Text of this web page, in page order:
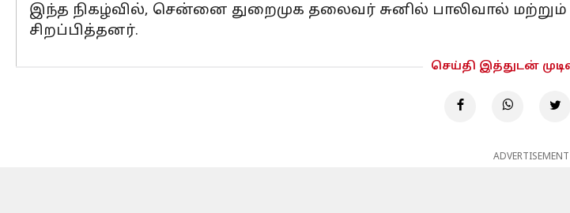
இந்த நிகழ்வில், சென்னை துறைமுக தலைவர் சுனில் பாலிவால்
சிறப்பித்தனர்.
செய்தி இத்துடன்
ADVERTISEMENT